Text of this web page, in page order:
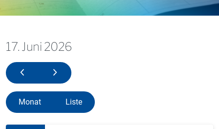
17. Juni 2026
16. Juni 202618. Juni 2026
Monat Liste